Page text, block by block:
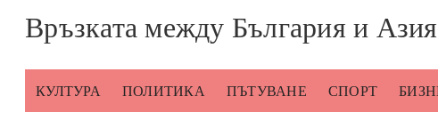
Връзката между България и Азия
КУЛТУРА ПОЛИТИКА ПЪТУВАНЕ СПОРТ